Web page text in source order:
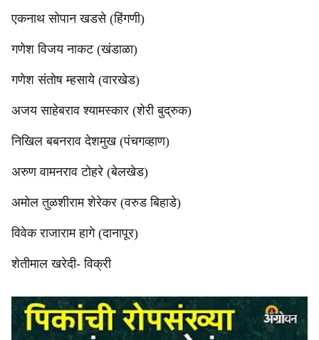
एकनाथ सोपान खडसे (हिंगणी)
गणेश विजय नाकट (खंडाळा)
गणेश संतोष म्हसाये (वारखेड)
अजय साहेबराव श्‍यामस्कार (शेरी बुद्रुक)
निखिल बबनराव देशमुख (पंचगव्हाण)
अरुण वामनराव टोहरे (बेलखेड)
अमोल तुळशीराम शेरेकर (वरुड बिहाडे)
विवेक राजाराम हागे (दानापूर)
शेतीमाल खरेदी- विक्री